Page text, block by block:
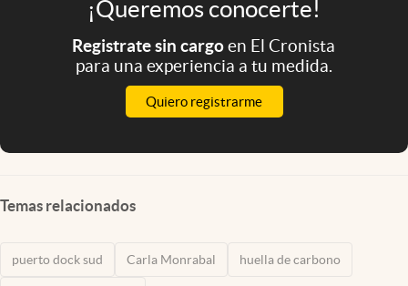
¡Queremos conocerte!
Registrate sin cargoen El Cronista
para una experiencia a tu medida.
Quiero registrarme
Temas relacionados
puerto dock sud Carla Monrabal huella de carbono